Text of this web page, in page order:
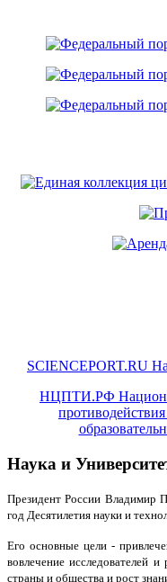
SCIENCEPORT.RU
НЦПТИ.РФ
Наука и
Президент России Владимир
год Десятилетия науки и
Его основные цели -
вовлечение исследователей
страны и общества и рост